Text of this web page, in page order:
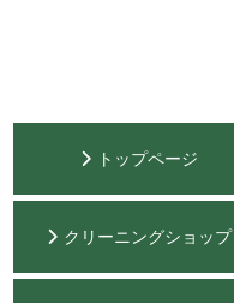
トップページ
クリーニングショップ